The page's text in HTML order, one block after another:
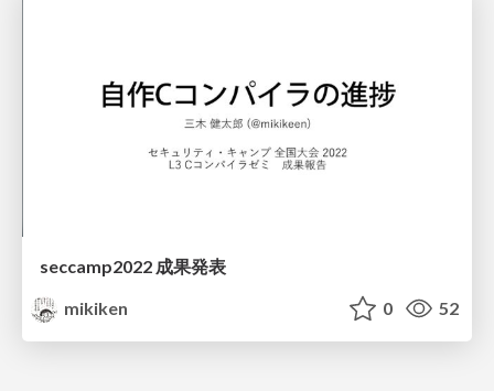
seccamp2022 成果発表
mikiken
0 52